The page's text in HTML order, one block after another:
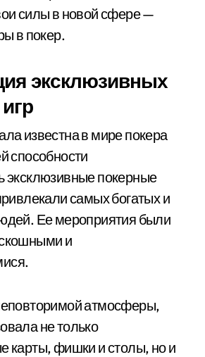
силы в новой сфере —
в покер.
эксклюзивных
известна в мире покера
способности
эксклюзивные покерные
самых богатых и
Ее мероприятия были
и
атмосферы,
не только
карты, фишки и столы, но и